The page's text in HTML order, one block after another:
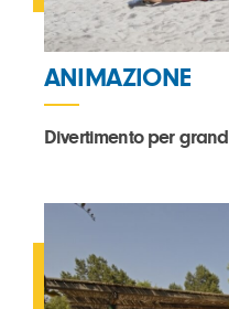
ANIMAZIONE
Divertimento per